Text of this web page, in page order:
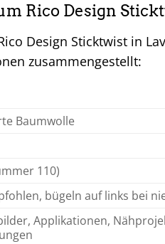
Rico Design
Design Sticktwist in
zusammengestellt:
Baumwolle
110)
bügeln auf links bei
Applikationen,